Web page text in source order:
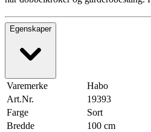
Egenskaper
Varemerke
Habo
Art.Nr.
19393
Farge
Sort
Bredde
100 cm